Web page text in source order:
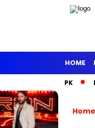
HOME
Home